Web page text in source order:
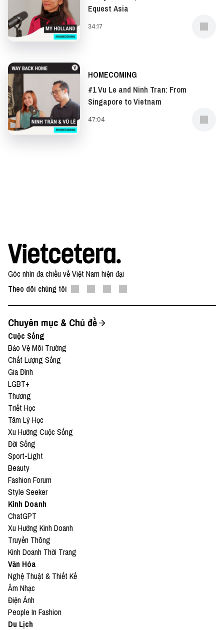
Equest Asia
34:17
HOMECOMING
#1 Vu Le and Ninh Tran: From
Singapore to Vietnam
47:04
Góc nhìn đa chiều về Việt Nam hiện đại
Theo dõi chúng tôi
Chuyên mục & Chủ đề
Cuộc Sống
Bảo Vệ Môi Trường
Chất Lượng Sống
Gia Đình
LGBT+
Thương
Triết Học
Tâm Lý Học
Xu Hướng Cuộc Sống
Đời Sống
Sport-Light
Beauty
Fashion Forum
Style Seeker
Kinh Doanh
ChatGPT
Xu Hướng Kinh Doanh
Truyền Thông
Kinh Doanh Thời Trang
Văn Hóa
Nghệ Thuật & Thiết Kế
Âm Nhạc
Điện Ảnh
People In Fashion
Du Lịch